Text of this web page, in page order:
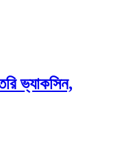
ভ্যাকসিন,